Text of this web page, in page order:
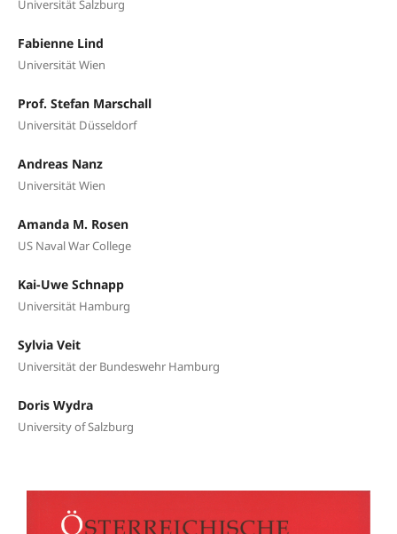
Universität Salzburg
Fabienne Lind
Universität Wien
Prof. Stefan Marschall
Universität Düsseldorf
Andreas Nanz
Universität Wien
Amanda M. Rosen
US Naval War College
Kai-Uwe Schnapp
Universität Hamburg
Sylvia Veit
Universität der Bundeswehr Hamburg
Doris Wydra
University of Salzburg